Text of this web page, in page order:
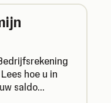
hoe u in
saldo